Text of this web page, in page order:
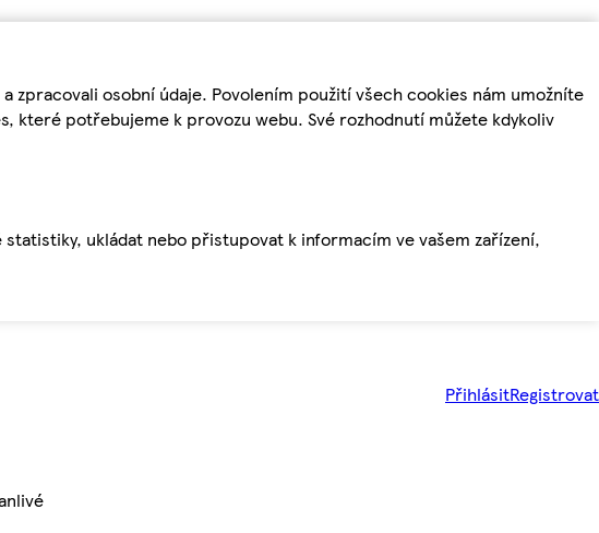
zpracovali osobní údaje. Povolením použití všech cookies nám umožníte
které potřebujeme k provozu webu. Své rozhodnutí můžete kdykoliv
ukládat nebo přistupovat k informacím ve vašem zařízení,
PřihlásitRegistrovat